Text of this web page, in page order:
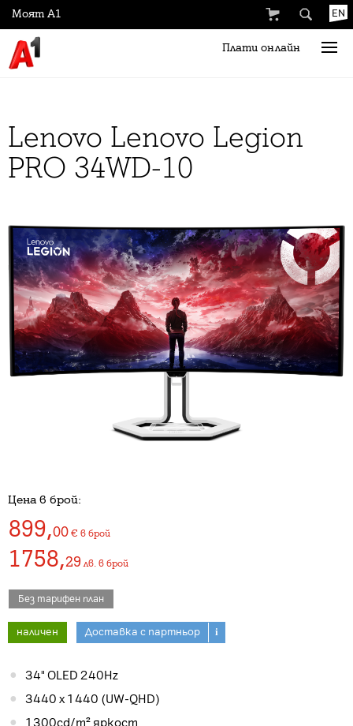
EN
Плати онлайн
Моят А1
Lenovo Lenovo Legion
PRO 34WD-10
Цена в брой:
899,00 € в брой
1758,29 лв. в брой
Без тарифен план
наличен Доставка с партньор i
34" OLED 240Hz
3440 x 1440 (UW-QHD)
1300cd/m² яркост